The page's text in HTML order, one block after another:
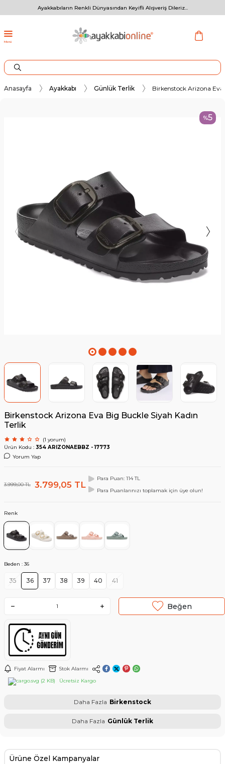
Ayakkabıların Renkli Dünyasından Keyifli Alışveriş Dileriz...
Menü
Anasayfa Ayakkabı Günlük Terlik Birkenstock Arizona Eva
%5
Birkenstock Arizona Eva Big Buckle Siyah Kadın
Terlik
(1 yorum)
Ürün Kodu : 354 ARIZONAEBBZ - 17773
Yorum Yap
3.999,00TL 3.799,05 TL
Para Puan: 114 TL
Para Puanlarınızı toplamak için üye olun!
Renk
Beden :36
35 36 37 38 39 40 41
Beğen
Fiyat Alarmı
Stok Alarmı
Ücretsiz Kargo
Daha Fazla Birkenstock
Daha Fazla Günlük Terlik
Ürüne Özel Kampanyalar